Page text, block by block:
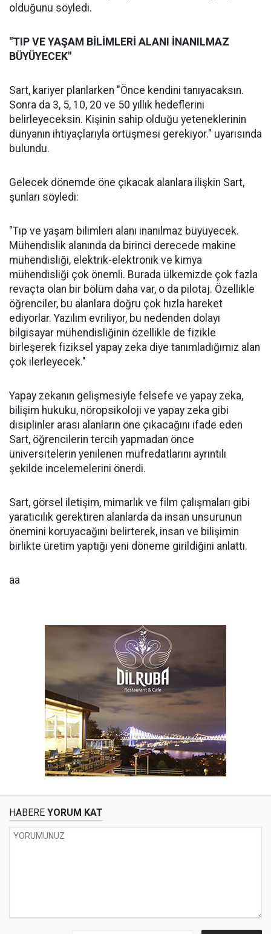
olduğunu söyledi.
"TIP VE YAŞAM BİLİMLERİ ALANI İNANILMAZ
BÜYÜYECEK"
Sart, kariyer planlarken "Önce kendini tanıyacaksın.
Sonra da 3, 5, 10, 20 ve 50 yıllık hedeflerini
belirleyeceksin. Kişinin sahip olduğu yeteneklerinin
dünyanın ihtiyaçlarıyla örtüşmesi gerekiyor." uyarısında
bulundu.
Gelecek dönemde öne çıkacak alanlara ilişkin Sart,
şunları söyledi:
"Tıp ve yaşam bilimleri alanı inanılmaz büyüyecek.
Mühendislik alanında da birinci derecede makine
mühendisliği, elektrik-elektronik ve kimya
mühendisliği çok önemli. Burada ülkemizde çok fazla
revaçta olan bir bölüm daha var, o da pilotaj. Özellikle
öğrenciler, bu alanlara doğru çok hızla hareket
ediyorlar. Yazılım evriliyor, bu nedenden dolayı
bilgisayar mühendisliğinin özellikle de fizikle
birleşerek fiziksel yapay zeka diye tanımladığımız alan
çok ilerleyecek."
Yapay zekanın gelişmesiyle felsefe ve yapay zeka,
bilişim hukuku, nöropsikoloji ve yapay zeka gibi
disiplinler arası alanların öne çıkacağını ifade eden
Sart, öğrencilerin tercih yapmadan önce
üniversitelerin yenilenen müfredatlarını ayrıntılı
şekilde incelemelerini önerdi.
Sart, görsel iletişim, mimarlık ve film çalışmaları gibi
yaratıcılık gerektiren alanlarda da insan unsurunun
önemini koruyacağını belirterek, insan ve bilişimin
birlikte üretim yaptığı yeni döneme girildiğini anlattı.
aa
HABERE YORUM KAT